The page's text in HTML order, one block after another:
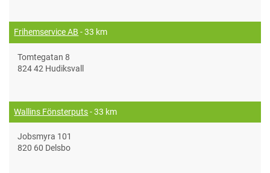
Frihemservice AB - 33 km
Tomtegatan 8
824 42 Hudiksvall
Wallins Fönsterputs- 33 km
Jobsmyra 101
820 60 Delsbo